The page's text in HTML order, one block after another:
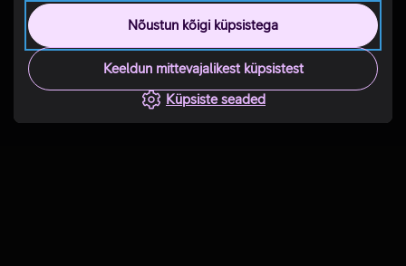
Nõustun kõigi küpsistega
Keeldun mittevajalikest küpsistest
Küpsiste seaded